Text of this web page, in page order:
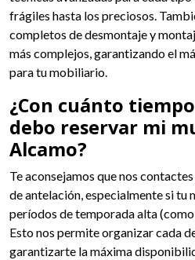
frágiles hasta los preciosos.
completos de desmontaje y
más complejos, garantizando el
para tu mobiliario.
¿Con cuánto
debo reservar mi
Alcamo?
Te aconsejamos que nos
de antelación, especialmente si tu
períodos de temporada alta
Esto nos permite organizar cada
garantizarte la máxima